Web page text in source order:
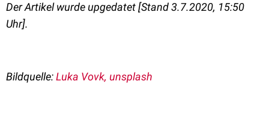
Der Artikel wurde upgedatet [Stand 3.7.2020, 15:50
Uhr].
Bildquelle:Luka Vovk, unsplash